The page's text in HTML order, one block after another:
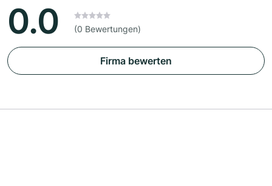
0.0 (0 Bewertungen)
Firma bewerten